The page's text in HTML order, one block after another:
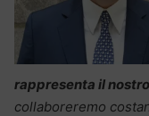
rappresenta il
collaboreremo